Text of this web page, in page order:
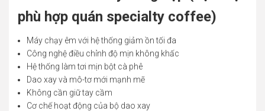
phù hợp quán specialty coffee)
Máy chạy êm với hệ thống giảm ồn tối đa
Công nghệ điều chỉnh độ mịn không khấc
Hệ thống làm tơi mịn bột cà phê
Dao xay và mô-tơ mới mạnh mẽ
Không cần giữ tay cầm
Cơ chế hoạt động của bộ dao xay